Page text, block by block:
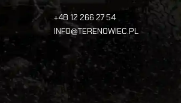
+48 12 266 27 54
INFO@TERENOWIEC.PL